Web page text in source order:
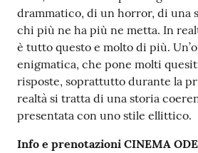
drammatico, di un horror, di una
chi più ne ha più ne metta. In
è tutto questo e molto di più.
enigmatica, che pone molti
risposte, soprattutto durante la
realtà si tratta di una storia
presentata con uno stile ellittico.
Info e prenotazioni CINEMA